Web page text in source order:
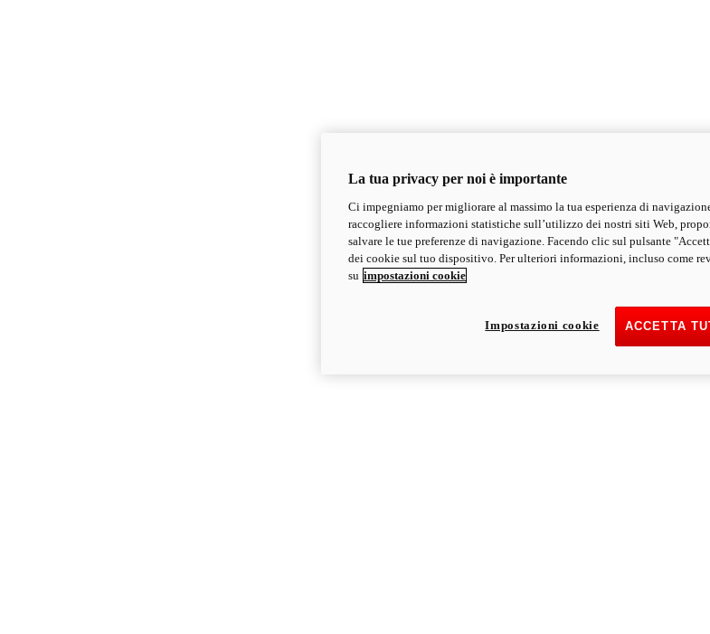
La tua privacy per noi è importante
Ci impegniamo per migliorare al massimo la tua esperienza di
raccogliere informazioni statistiche sull’utilizzo dei nostri siti Web,
salvare le tue preferenze di navigazione. Facendo clic sul pulsante
dei cookie sul tuo dispositivo. Per ulteriori informazioni, incluso come
su impostazioni cookie
ACCETTA
Impostazioni cookie